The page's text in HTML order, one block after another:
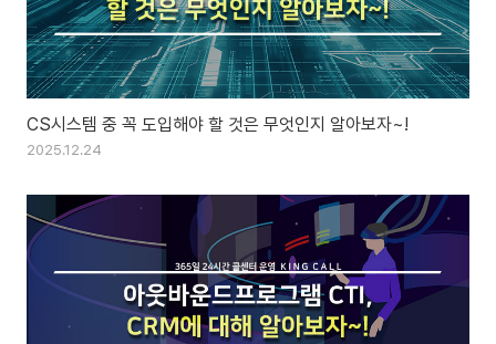
CS시스템 중 꼭 도입해야 할 것은 무엇인지 알아보자~!
2025.12.24